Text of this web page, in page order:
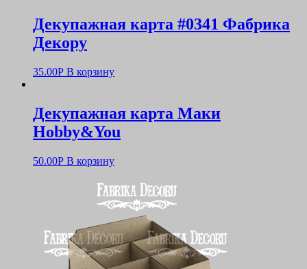
Декупажная карта #0341 Фабрика
Декору
35.00Р В корзину
Декупажная карта Маки
Hobby&You
50.00Р В корзину